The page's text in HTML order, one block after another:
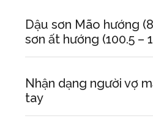
Dậu sơn Mão hướng
sơn ất hướng (100.5 –
Nhận dạng người vợ
tay